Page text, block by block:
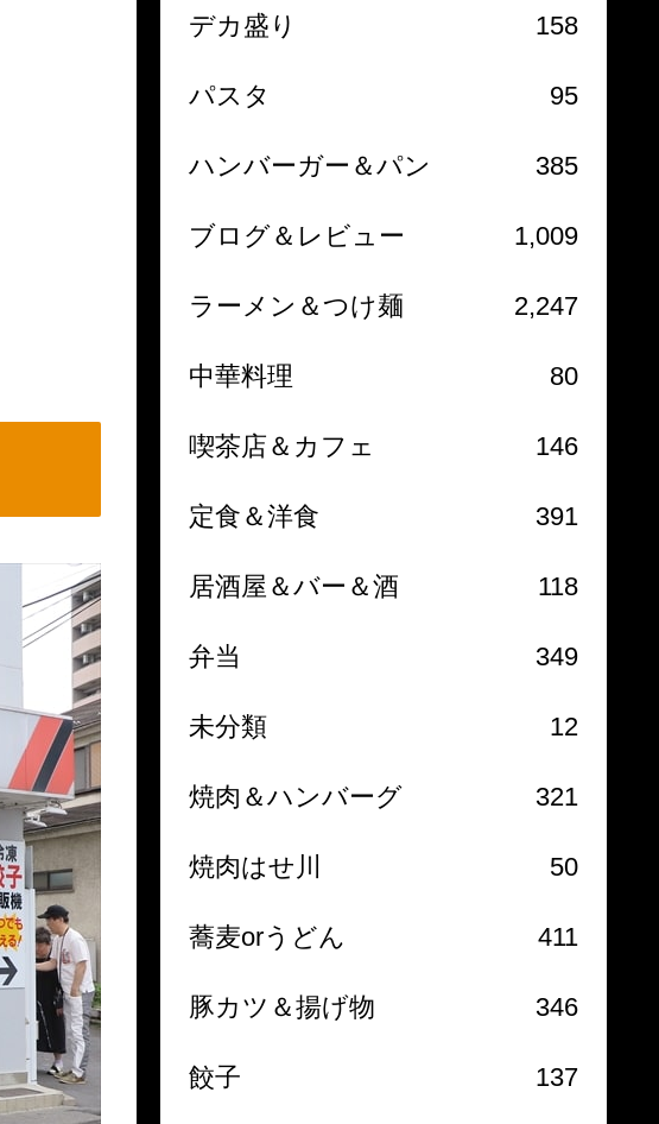
デカ盛り 158
パスタ 95
ハンバーガー＆パン 385
ブログ＆レビュー 1,009
ラーメン＆つけ麺 2,247
中華料理 80
喫茶店＆カフェ 146
定食＆洋食 391
居酒屋＆バー＆酒 118
弁当 349
未分類 12
焼肉＆ハンバーグ 321
焼肉はせ川 50
蕎麦orうどん 411
豚カツ＆揚げ物 346
餃子 137